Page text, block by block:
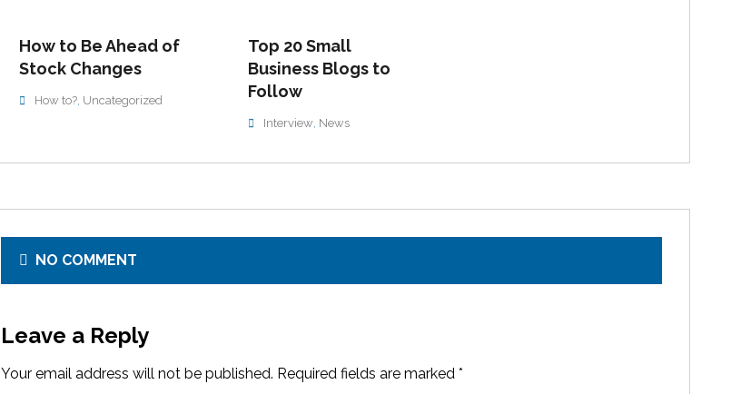
How to Be Ahead of
Stock Changes
How to?, Uncategorized
Top 20 Small
Business Blogs to
Follow
Interview, News
NO COMMENT
Leave a Reply
Your email address will not be published. Required fields are marked *